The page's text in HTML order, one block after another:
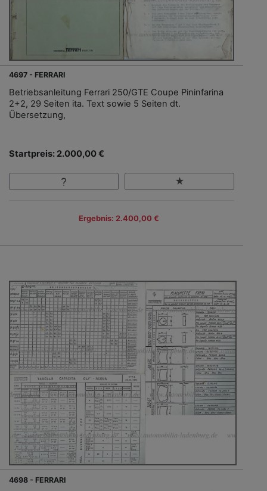
4697 - FERRARI
Betriebsanleitung Ferrari 250/GTE Coupe Pininfarina
2+2, 29 Seiten ita. Text sowie 5 Seiten dt.
Übersetzung,
Startpreis: 2.000,00 €
Ergebnis: 2.400,00 €
4698 - FERRARI